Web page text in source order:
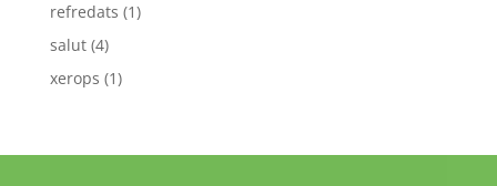
refredats (1)
salut (4)
xerops (1)